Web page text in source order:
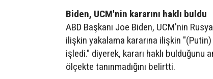
Biden, UCM'nin kararını haklı buldu
ABD Başkanı Joe Biden, UCM'nin
ilişkin yakalama kararına ilişkin
işledi." diyerek, kararı haklı bulduğunu
ölçekte tanınmadığını belirtti.